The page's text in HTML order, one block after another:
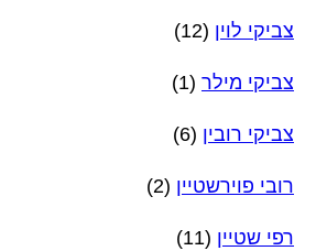
צביקי לוין (12)
צביקי מילר (1)
צביקי רובין (6)
רובי פוירשטיין (2)
רפי שטיין (11)